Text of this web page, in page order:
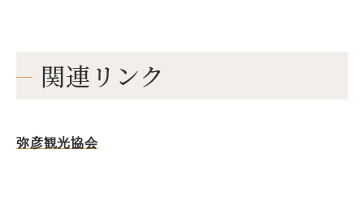
関連リンク
弥彦観光協会